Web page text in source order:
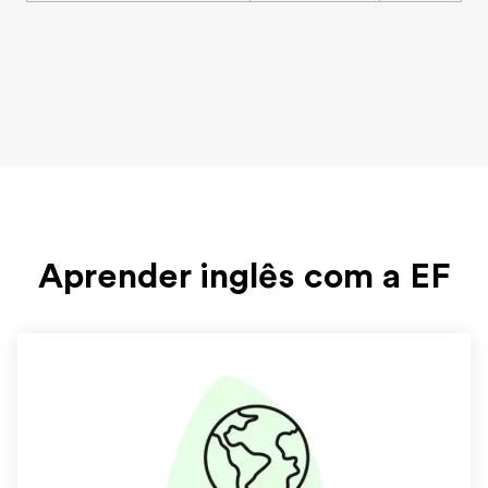
Aprender inglês com a EF